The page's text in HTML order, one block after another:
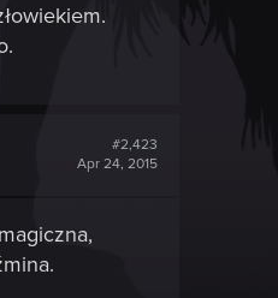
#2,423
Apr 24, 2015